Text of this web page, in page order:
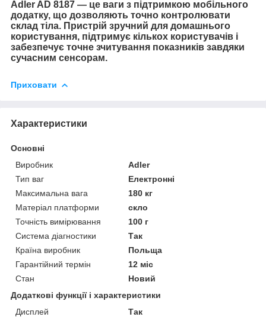
Adler AD 8187 — це ваги з підтримкою мобільного
додатку, що дозволяють точно контролювати
склад тіла. Пристрій зручний для домашнього
користування, підтримує кількох користувачів і
забезпечує точне зчитування показників завдяки
сучасним сенсорам.
Приховати
Характеристики
Основні
Виробник
Adler
Тип ваг
Електронні
Максимальна вага
180 кг
Матеріал платформи
скло
Точність вимірювання
100 г
Система діагностики
Так
Країна виробник
Польща
Гарантійний термін
12 міс
Стан
Новий
Додаткові функції і характеристики
Дисплей
Так